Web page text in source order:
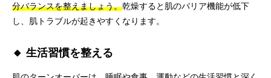
分バランスを整えましょう。乾燥すると肌のバリア機能が低下
し、肌トラブルが起きやすくなります。
🔸 生活習慣を整える